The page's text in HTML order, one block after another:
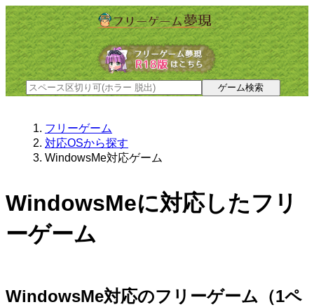
フリーゲーム
対応OSから探す
WindowsMe対応ゲーム
WindowsMeに対応したフリ
ーゲーム
WindowsMe対応のフリーゲーム（1ペ